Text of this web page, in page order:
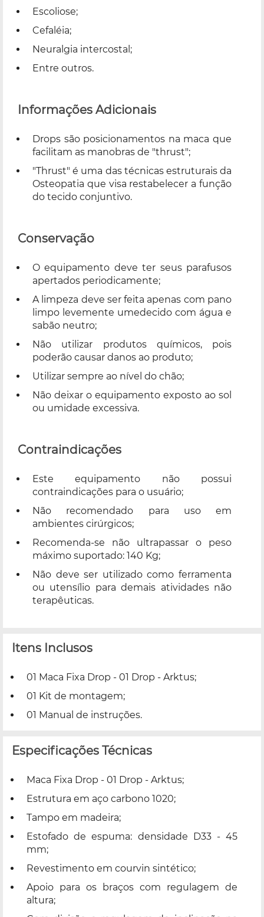
Escoliose;
Cefaléia;
Neuralgia intercostal;
Entre outros.
Informações Adicionais
Drops são posicionamentos na maca que
facilitam as manobras de "thrust";
"Thrust" é uma das técnicas estruturais da
Osteopatia que visa restabelecer a função
do tecido conjuntivo.
Conservação
O equipamento deve ter seus parafusos
apertados periodicamente;
A limpeza deve ser feita apenas com pano
limpo levemente umedecido com água e
sabão neutro;
Não utilizar produtos químicos, pois
poderão causar danos ao produto;
Utilizar sempre ao nível do chão;
Não deixar o equipamento exposto ao sol
ou umidade excessiva.
Contraindicações
Este equipamento não possui
contraindicações para o usuário;
Não recomendado para uso em
ambientes cirúrgicos;
Recomenda-se não ultrapassar o peso
máximo suportado: 140 Kg;
Não deve ser utilizado como ferramenta
ou utensílio para demais atividades não
terapêuticas.
Itens Inclusos
01 Maca Fixa Drop - 01 Drop - Arktus;
01 Kit de montagem;
01 Manual de instruções.
Especificações Técnicas
Maca Fixa Drop - 01 Drop - Arktus;
Estrutura em aço carbono 1020;
Tampo em madeira;
Estofado de espuma: densidade D33 - 45
mm;
Revestimento em courvin sintético;
Apoio para os braços com regulagem de
altura;